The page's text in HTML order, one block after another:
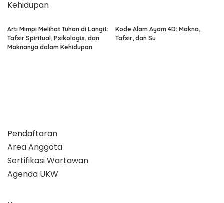
Arti Mimpi Melihat Tuhan di Langit:
Tafsir Spiritual, Psikologis, dan
Maknanya dalam Kehidupan
Kode Alam Ayam 4D: Makna,
Tafsir, dan Su
Pendaftaran
Area Anggota
Sertifikasi Wartawan
Agenda UKW